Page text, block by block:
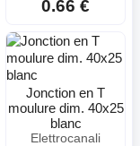
0.66 €
Jonction en T
moulure dim. 40x25
blanc
Elettrocanali